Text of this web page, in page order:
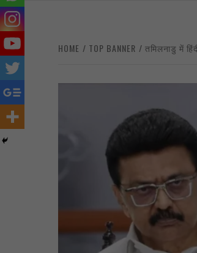
HOME TOP BANNER तमिलनाडु में